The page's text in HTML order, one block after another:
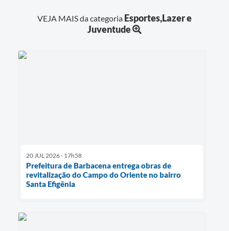
VEJA MAIS da categoria Esportes,Lazer e
Juventude
20 JUL 2026 - 17h58
Prefeitura de Barbacena entrega obras de
revitalização do Campo do Oriente no bairro
Santa Efigênia